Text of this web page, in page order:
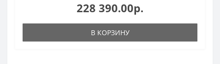
228 390.00р.
В КОРЗИНУ